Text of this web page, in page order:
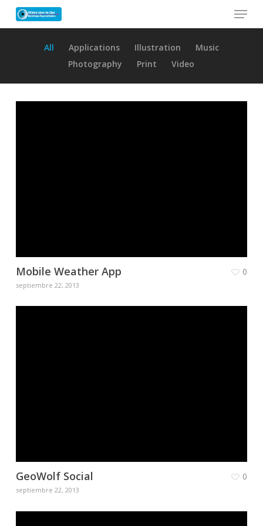
Skip
Menu
All Applications Illustration
Music
Photography
Print Video
Mobile Weather App
septiembre 22, 2013
0
GeoWolf Social
septiembre 22, 2013
0